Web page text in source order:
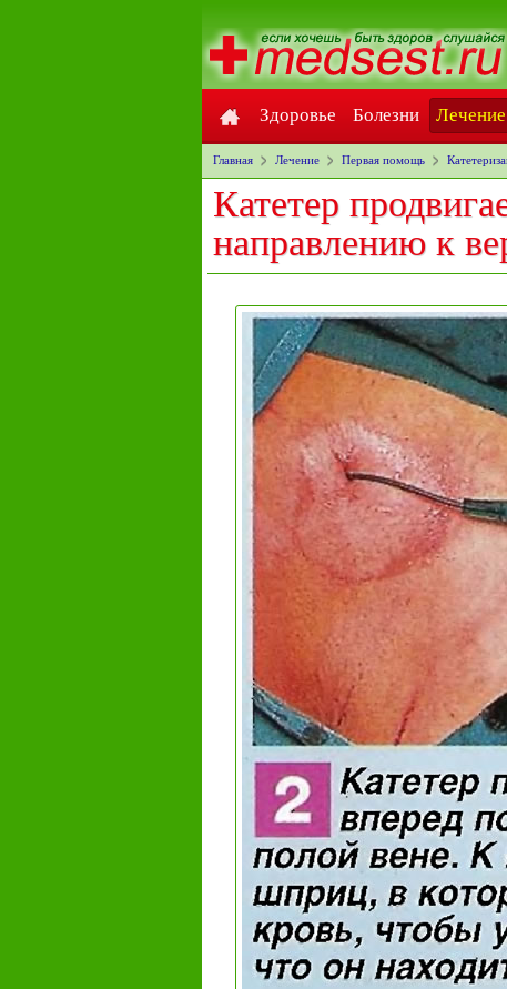
Здоровье Болезни Лечение
Главная Лечение Первая помощь
Катетер
направлению к